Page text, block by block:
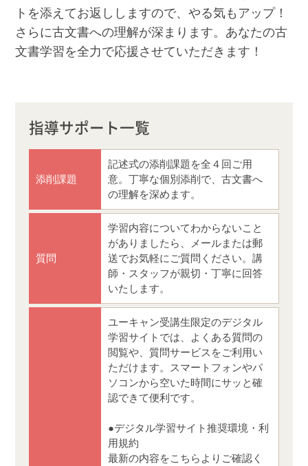
トを添えてお返ししますので、やる気もアップ！
さらに古文書への理解が深まります。あなたの古
文書学習を全力で応援させていただきます！
指導サポート一覧
添削課題
記述式の添削課題を全４回ご用
意。丁寧な個別添削で、古文書へ
の理解を深めます。
質問
学習内容についてわからないこと
がありましたら、メールまたは郵
送でお気軽にご質問ください。講
師・スタッフが親切・丁寧に回答
いたします。
ユーキャン受講生限定のデジタル
学習サイトでは、よくある質問の
閲覧や、質問サービスをご利用い
ただけます。スマートフォンやパ
ソコンから空いた時間にサッと確
認できて便利です。
●デジタル学習サイト推奨環境・利
用規約
最新の内容をこちらよりご確認く